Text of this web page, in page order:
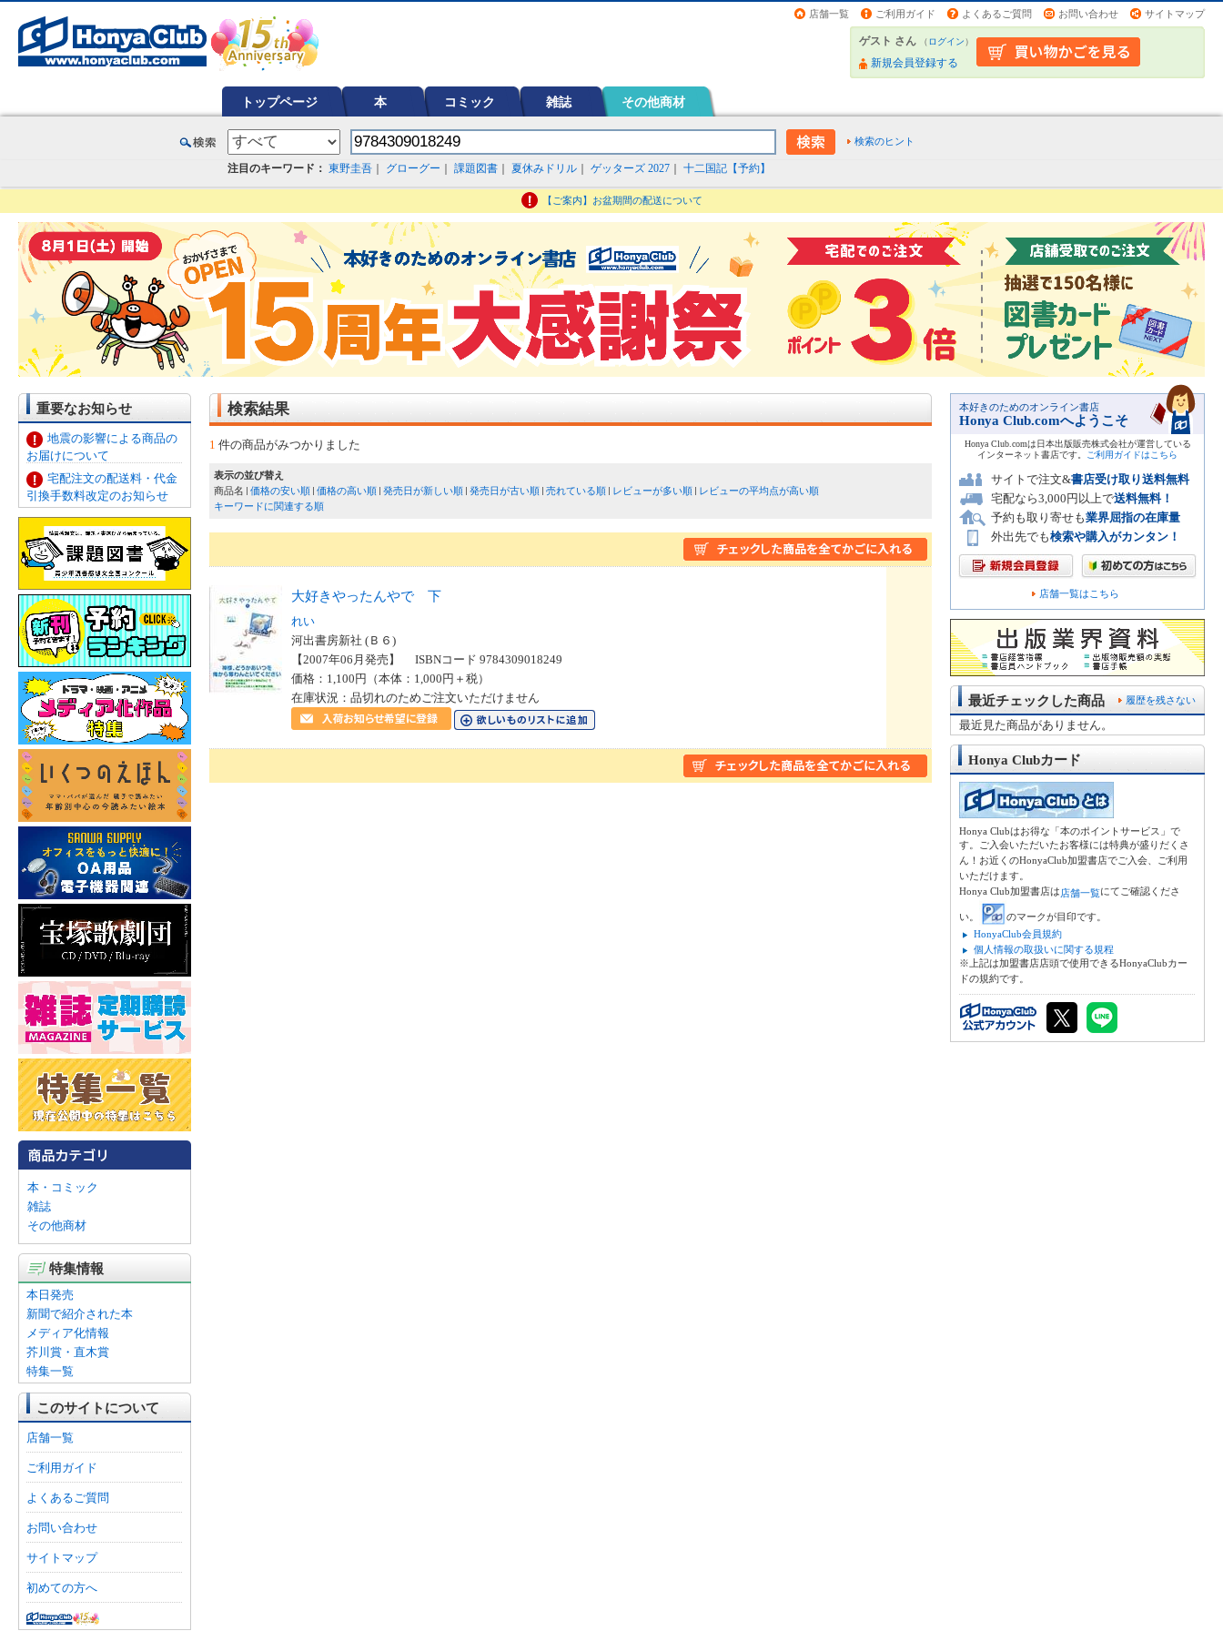
店舗一覧 ご利用ガイド よくあるご質問 お問い合わせ サイトマップ
ゲスト さん （ログイン）
新規会員登録する
トップページ 本 コミック 雑誌 その他商材
検索のヒント
注目のキーワード： 東野圭吾 グローグー 課題図書 夏休みドリル ゲッターズ 2027 十二国記【予約】
【ご案内】お盆期間の配送について
重要なお知らせ
地震の影響による商品の
お届けについて
宅配注文の配送料・代金
引換手数料改定のお知らせ
本・コミック
雑誌
その他商材
特集情報
本日発売
新聞で紹介された本
メディア化情報
芥川賞・直木賞
特集一覧
このサイトについて
店舗一覧
ご利用ガイド
よくあるご質問
お問い合わせ
サイトマップ
初めての方へ
検索結果
1 件の商品がみつかりました
表示の並び替え
商品名
価格の安い順 価格の高い順 発売日が新しい順 発売日が古い順 売れている順 レビューが多い順
レビューの平均点が高い順
キーワードに関連する順
大好きやったんやで 下
れい
河出書房新社 (Ｂ６)
【2007年06月発売】 ISBNコード 9784309018249
価格：1,100円（本体：1,000円＋税）
在庫状況：品切れのためご注文いただけません
本好きのためのオンライン書店
Honya Club.comへようこそ
Honya Club.comは日本出版販売株式会社が運営している
インターネット書店です。
ご利用ガイドはこちら
サイトで注文&書店受け取り送料無料
宅配なら3,000円以上で送料無料！
予約も取り寄せも業界屈指の在庫量
外出先でも検索や購入がカンタン！
店舗一覧はこちら
履歴を残さない
最近チェックした商品
最近見た商品がありません。
Honya Clubカード
Honya Clubはお得な「本のポイントサービス」で
す。ご入会いただいたお客様には特典が盛りだくさ
ん！お近くのHonyaClub加盟書店でご入会、ご利用
いただけます。
Honya Club加盟書店は店舗一覧にてご確認くださ
い。
のマークが目印です。
HonyaClub会員規約
個人情報の取扱いに関する規程
※上記は加盟書店店頭で使用できるHonyaClubカー
ドの規約です。